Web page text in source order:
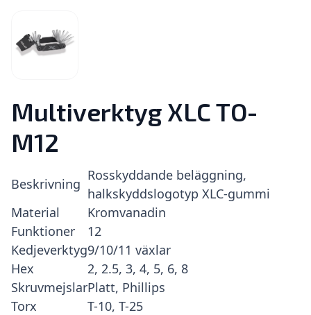
Multiverktyg XLC TO-
M12
Beskrivning
Rosskyddande beläggning,
halkskyddslogotyp XLC-gummi
Material
Kromvanadin
Funktioner
12
Kedjeverktyg9/10/11 växlar
Hex
2, 2.5, 3, 4, 5, 6, 8
SkruvmejslarPlatt, Phillips
Torx
T-10, T-25